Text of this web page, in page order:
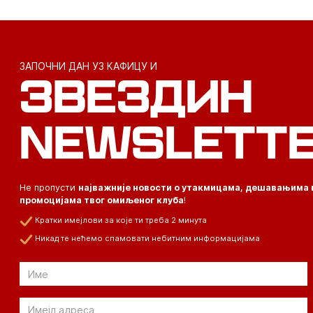
ЗАПОЧНИ ДАН УЗ КАФИЦУ И
ЗВЕЗДИН
Не пропусти најважније новости о утакмицама, дешавањима
промоцијама твог омиљеног клуба!
Кратки имејлови за које ти треба 2 минута
Никад те нећемо спамовати небитним информацијама
Email
Email